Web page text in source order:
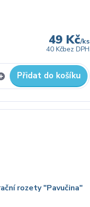
49 Kč/ks
40 Kčbez DPH
Přidat do košíku